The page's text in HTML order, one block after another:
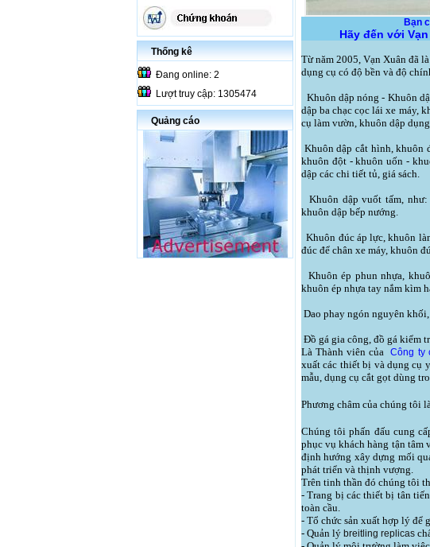
Thống kê
Đang online: 2
Lượt truy cập: 1305474
Quảng cáo
Bạn
Hãy đến với
Từ năm 2005, Vạn Xuân đã
dụng cụ có độ bền và độ
Khuôn dập nóng - Khuôn
dập ba chạc cọc lái xe máy,
cụ làm vườn, khuôn dập
Khuôn dập cắt hình, khuôn
khuôn đột - khuôn uốn -
dập các chi tiết tủ, giá sách.
Khuôn dập vuốt tấm,
khuôn dập bếp nướng.
Khuôn đúc áp lực, khuôn
đúc để chân xe máy, khuôn
Khuôn ép phun nhựa,
khuôn ép nhựa tay nắm kìm
Dao phay ngón nguyên
Đồ gá gia công, đồ gá kiểm
Là Thành viên củaCông ty
xuất các thiết bị và dụng cụ
mẫu, dụng cụ cắt gọt dùng
Phương châm của chúng tôi
Chúng tôi phấn đấu cung
phục vụ khách hàng tận tâm
định hướng xây dựng mối
phát triển và thịnh vượng.
Trên tinh thần đó chúng tôi
- Trang bị các thiết bị tân
toàn cầu.
- Tổ chức sản xuất hợp lý để
- Quản lý breitling replicas